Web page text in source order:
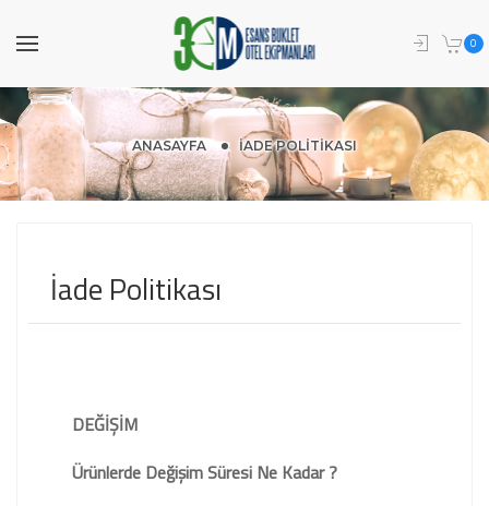
0
ANASAYFA İADE POLITIKASI
İade Politikası
DEĞİŞİM
Ürünlerde Değişim Süresi Ne Kadar ?